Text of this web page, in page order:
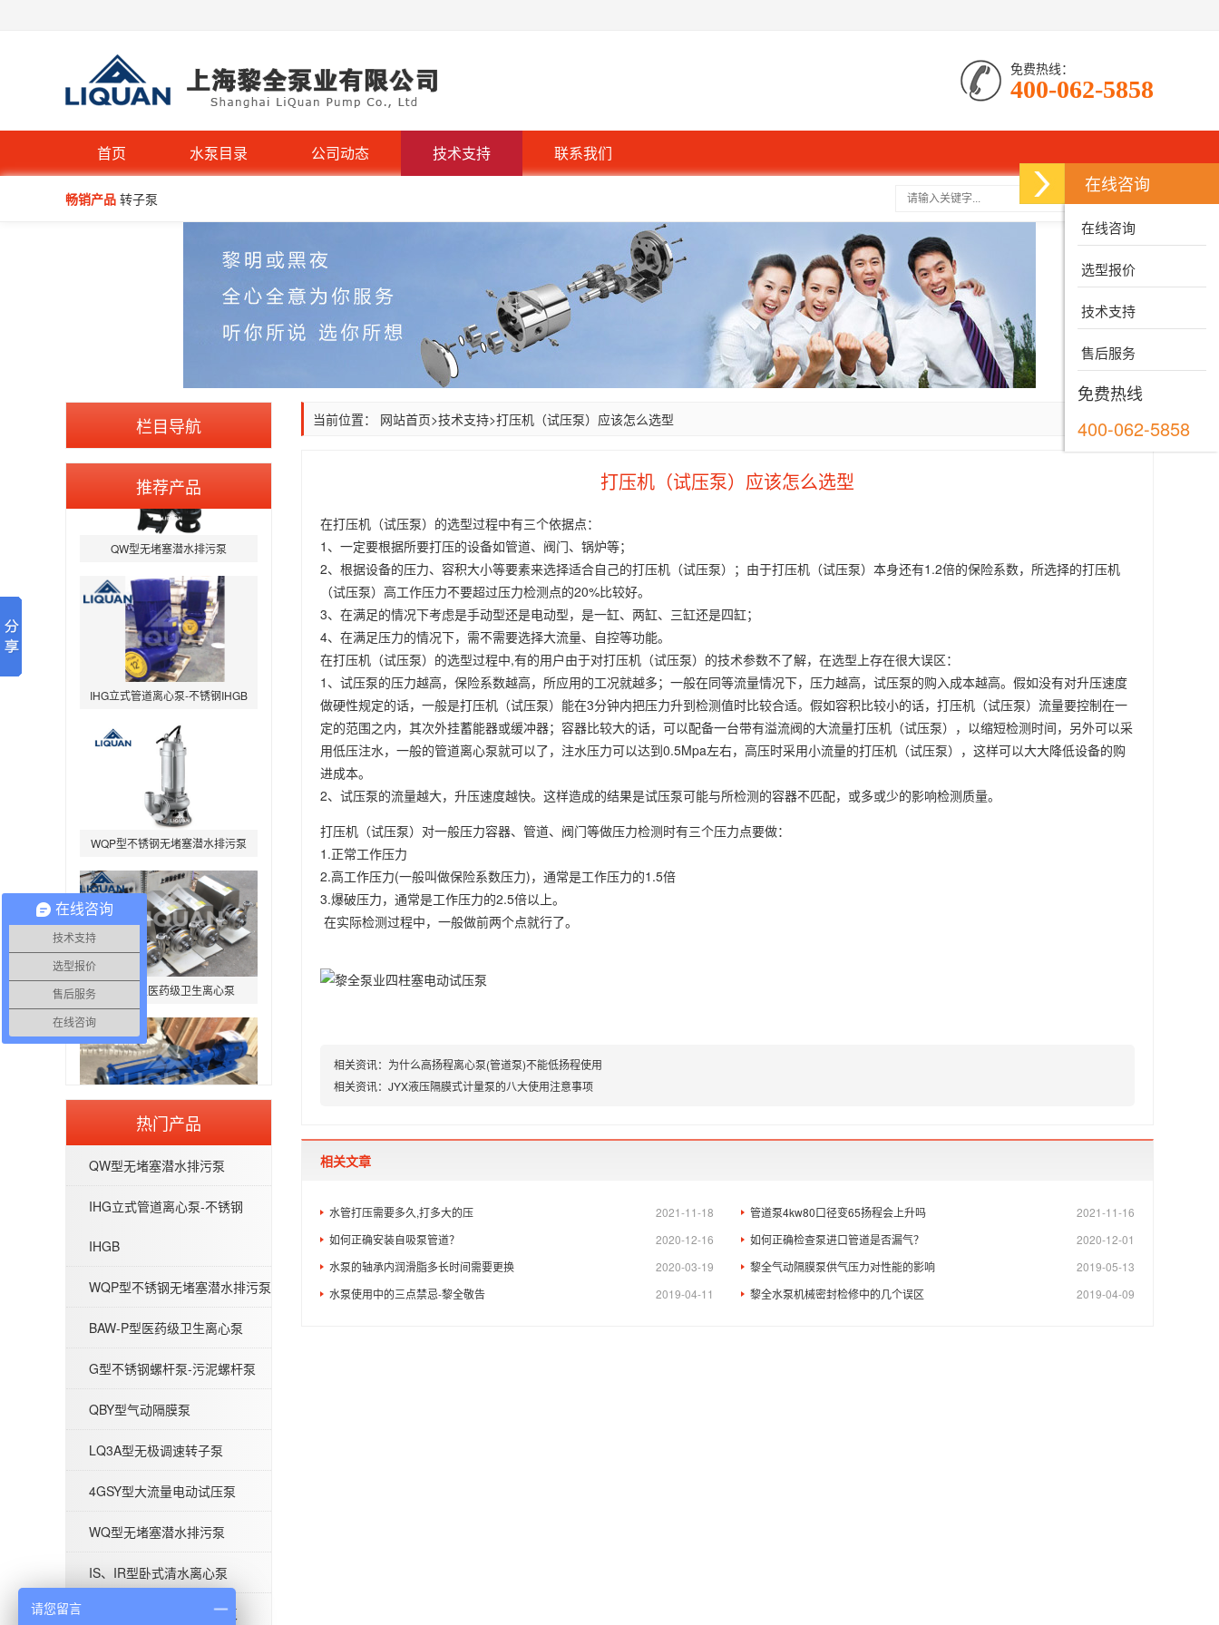
免费热线：
400-062-5858
首页 水泵目录 公司动态 技术支持 联系我们
畅销产品 转子泵
栏目导航
推荐产品
QW型无堵塞潜水排污泵
IHG立式管道离心泵-不锈钢IHGB
WQP型不锈钢无堵塞潜水排污泵
BAW-P型医药级卫生离心泵
G型不锈钢螺杆泵-污泥螺杆泵
QW型无堵塞潜水排污泵
IHG立式管道离心泵-不锈钢IHGB
热门产品
QW型无堵塞潜水排污泵
IHG立式管道离心泵-不锈钢
IHGB
WQP型不锈钢无堵塞潜水排污泵
BAW-P型医药级卫生离心泵
G型不锈钢螺杆泵-污泥螺杆泵
QBY型气动隔膜泵
LQ3A型无极调速转子泵
4GSY型大流量电动试压泵
WQ型无堵塞潜水排污泵
IS、IR型卧式清水离心泵
ISG型单级立式管道离心泵
当前位置： 网站首页>技术支持>打压机（试压泵）应该怎么选型
打压机（试压泵）应该怎么选型
在打压机（试压泵）的选型过程中有三个依据点：
1、一定要根据所要打压的设备如管道、阀门、锅炉等；
2、根据设备的压力、容积大小等要素来选择适合自己的打压机（试压泵）；由于打压机（试压泵）本身还有1.2倍的保险系数，所选择的打压机
（试压泵）高工作压力不要超过压力检测点的20%比较好。
3、在满足的情况下考虑是手动型还是电动型，是一缸、两缸、三缸还是四缸；
4、在满足压力的情况下，需不需要选择大流量、自控等功能。
在打压机（试压泵）的选型过程中,有的用户由于对打压机（试压泵）的技术参数不了解，在选型上存在很大误区：
1、试压泵的压力越高，保险系数越高，所应用的工况就越多；一般在同等流量情况下，压力越高，试压泵的购入成本越高。假如没有对升压速度
做硬性规定的话，一般是打压机（试压泵）能在3分钟内把压力升到检测值时比较合适。假如容积比较小的话，打压机（试压泵）流量要控制在一
定的范围之内，其次外挂蓄能器或缓冲器；容器比较大的话，可以配备一台带有溢流阀的大流量打压机（试压泵），以缩短检测时间，另外可以采
用低压注水，一般的管道离心泵就可以了，注水压力可以达到0.5Mpa左右，高压时采用小流量的打压机（试压泵），这样可以大大降低设备的购
进成本。
2、试压泵的流量越大，升压速度越快。这样造成的结果是试压泵可能与所检测的容器不匹配，或多或少的影响检测质量。
打压机（试压泵）对一般压力容器、管道、阀门等做压力检测时有三个压力点要做：
1.正常工作压力
2.高工作压力(一般叫做保险系数压力)，通常是工作压力的1.5倍
3.爆破压力，通常是工作压力的2.5倍以上。
在实际检测过程中，一般做前两个点就行了。
相关资讯： 为什么高扬程离心泵(管道泵)不能低扬程使用
相关资讯： JYX液压隔膜式计量泵的八大使用注意事项
相关文章
2021-11-18
水管打压需要多久,打多大的压 2021-11-16
管道泵4kw80口径变65扬程会上升吗
2020-12-16
如何正确安装自吸泵管道？ 2020-12-01
如何正确检查泵进口管道是否漏气？
2020-03-19
水泵的轴承内润滑脂多长时间需要更换 2019-05-13
黎全气动隔膜泵供气压力对性能的影响
2019-04-11
水泵使用中的三点禁忌-黎全敬告 2019-04-09
黎全水泵机械密封检修中的几个误区
在线咨询
在线咨询
选型报价
技术支持
售后服务
免费热线
400-062-5858
在线咨询
技术支持
选型报价
售后服务
在线咨询
请您留言